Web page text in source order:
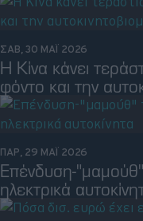
ΣΑΒ, 30 ΜΑΪ 2026
Η Κίνα κάνει
φόντο και την
ΠΑΡ, 29 ΜΑΪ 2026
Επένδυση-
ηλεκτρικά